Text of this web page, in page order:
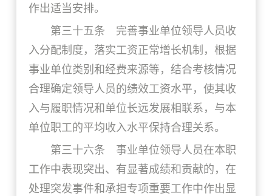
作出适当安排。
第三十五条 完善事业单位领导人员收
入分配制度，落实工资正常增长机制，根据
事业单位类别和经费来源等，结合考核情况
合理确定领导人员的绩效工资水平，使其收
入与履职情况和单位长远发展相联系，与本
单位职工的平均收入水平保持合理关系。
第三十六条 事业单位领导人员在本职
工作中表现突出、有显著成绩和贡献的，在
处理突发事件和承担专项重要工作中作出显